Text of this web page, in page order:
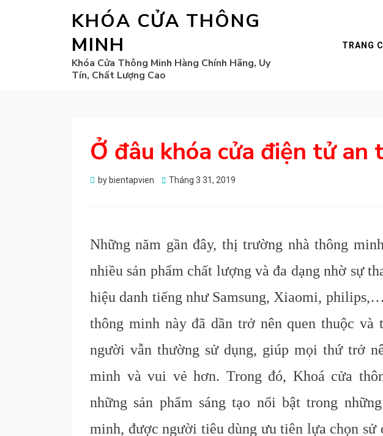
KHÓA CỬA THÔNG
MINH
Khóa Cửa Thông Minh Hàng Chính Hãng, Uy
Tín, Chất Lượng Cao
TRANG
Ở đâu khóa cửa điện tử an
by bientapvien
Posted
Tháng 3 31, 2019
Những năm gần đây, thị trường nhà thông
nhiều sản phẩm chất lượng và đa dạng nhờ sự
hiệu danh tiếng như Samsung, Xiaomi,
thông minh này đã dần trở nên quen thuộc và
người vẫn thường sử dụng, giúp mọi thứ trở
minh và vui vẻ hơn. Trong đó, Khoá cửa
những sản phẩm sáng tạo nổi bật trong
minh, được người tiêu dùng ưu tiên lựa chọn sử